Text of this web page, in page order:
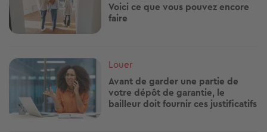
Voici ce que vous pouvez encore
faire
Image
Louer
Avant de garder une partie de
votre dépôt de garantie, le
bailleur doit fournir ces justificatifs